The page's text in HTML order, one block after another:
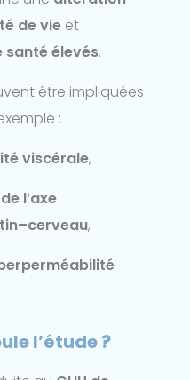
de vieet
santé élevés.
être impliquées
:
viscérale,
l’axe
,
l’étude ?